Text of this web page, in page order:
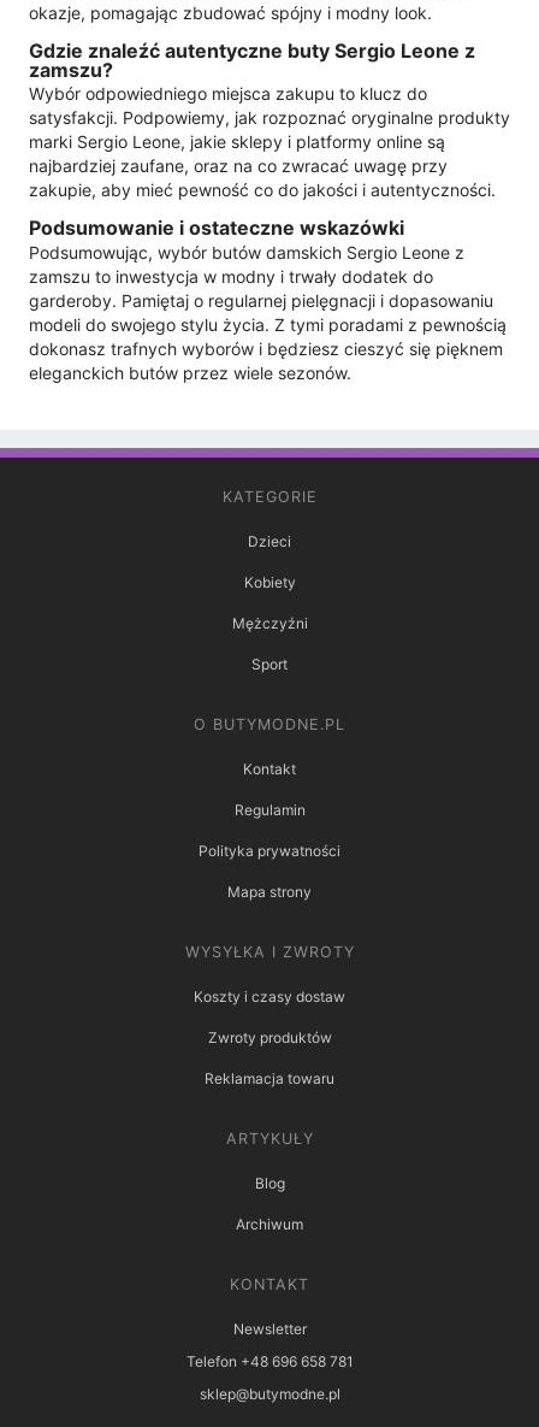
okazje, pomagając zbudować spójny i modny look.
Gdzie znaleźć autentyczne buty Sergio Leone z
zamszu?
Wybór odpowiedniego miejsca zakupu to klucz do
satysfakcji. Podpowiemy, jak rozpoznać oryginalne produkty
marki Sergio Leone, jakie sklepy i platformy online są
najbardziej zaufane, oraz na co zwracać uwagę przy
zakupie, aby mieć pewność co do jakości i autentyczności.
Podsumowanie i ostateczne wskazówki
Podsumowując, wybór butów damskich Sergio Leone z
zamszu to inwestycja w modny i trwały dodatek do
garderoby. Pamiętaj o regularnej pielęgnacji i dopasowaniu
modeli do swojego stylu życia. Z tymi poradami z pewnością
dokonasz trafnych wyborów i będziesz cieszyć się pięknem
eleganckich butów przez wiele sezonów.
KATEGORIE
Dzieci
Kobiety
Mężczyźni
Sport
O BUTYMODNE.PL
Kontakt
Regulamin
Polityka prywatności
Mapa strony
WYSYŁKA I ZWROTY
Koszty i czasy dostaw
Zwroty produktów
Reklamacja towaru
ARTYKUŁY
Blog
Archiwum
KONTAKT
Newsletter
Telefon +48 696 658 781
sklep@butymodne.pl